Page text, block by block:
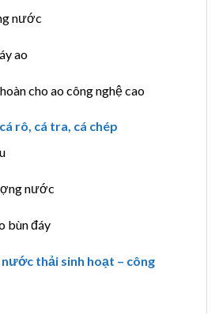
nước
ao
cho ao công nghệ cao
rô, cá tra, cá chép
nước
bùn đáy
thải sinh hoạt – công